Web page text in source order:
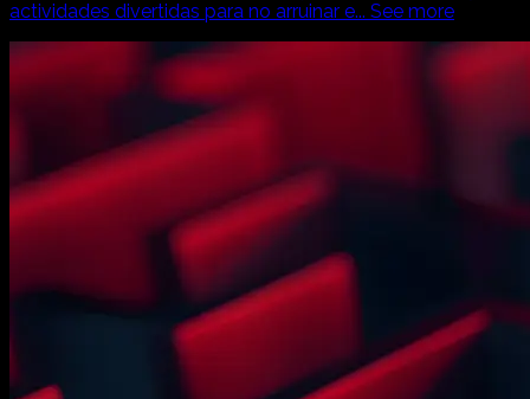
actividades divertidas para no arruinar e... See more